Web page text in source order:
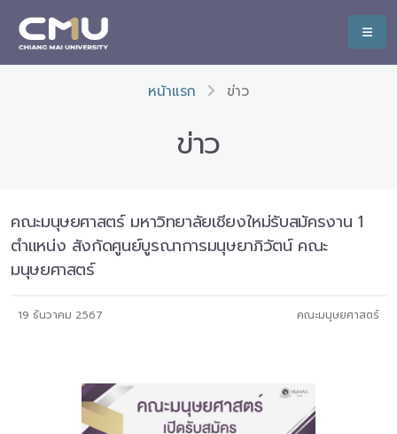
หน้าแรก ข่าว
ข่าว
คณะมนุษยศาสตร์ มหาวิทยาลัยเชียงใหม่รับสมัครงาน 1
ตำแหน่ง สังกัดศูนย์บูรณาการมนุษยาภิวัตน์ คณะ
มนุษยศาสตร์
19 ธันวาคม 2567 คณะมนุษยศาสตร์